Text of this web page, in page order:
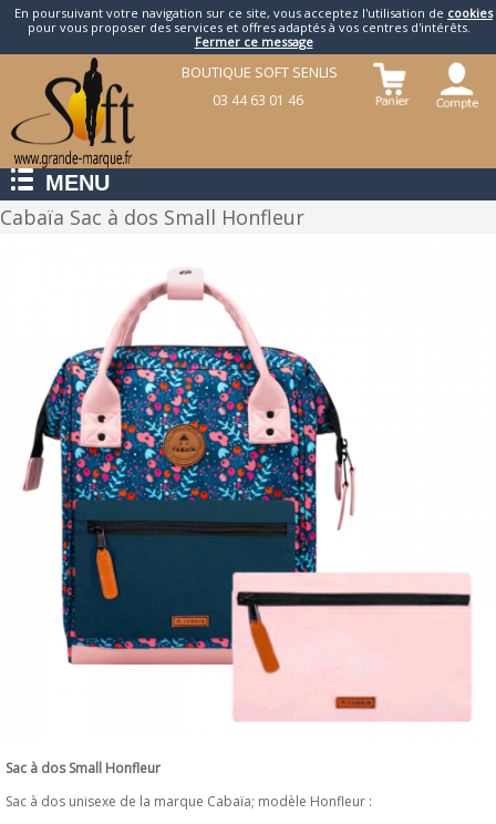
En poursuivant votre navigation sur ce site, vous acceptez l'utilisation de cookies
pour vous proposer des services et offres adaptés à vos centres d'intérêts.
Fermer ce message
BOUTIQUE SOFT SENLIS
03 44 63 01 46
MENU
Cabaïa Sac à dos Small Honfleur
Sac à dos Small Honfleur
Sac à dos unisexe de la marque Cabaïa; modèle Honfleur :